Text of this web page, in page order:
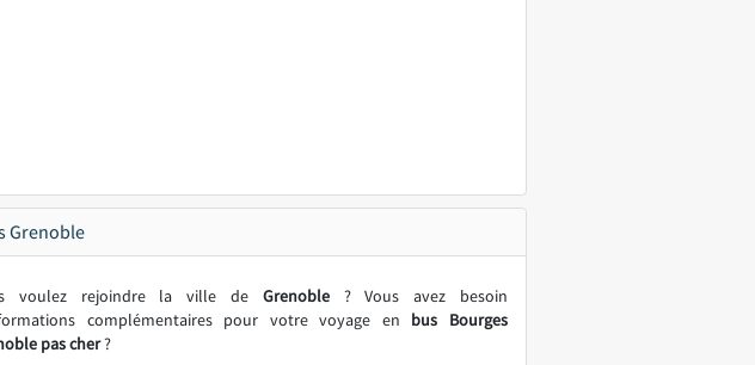
Grenoble
voulez rejoindre la ville de Grenoble? Vous avez besoin
complémentaires pour votre voyage en bus Bourges
pas cher?